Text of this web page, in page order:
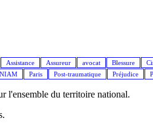
Assistance Assureur avocat Blessure
Paris Post-traumatique Préjudice
l'ensemble du territoire national.